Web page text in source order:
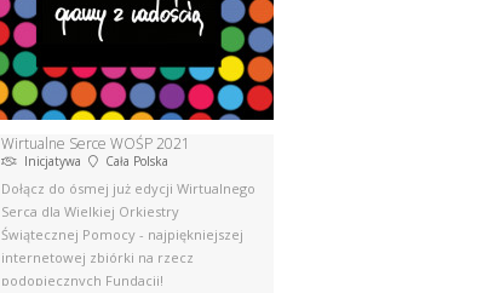
Wirtualne Serce WOŚP 2021
Inicjatywa Cała Polska
Dołącz do ósmej już edycji Wirtualnego
Serca dla Wielkiej Orkiestry
Świątecznej Pomocy - najpiękniejszej
internetowej zbiórki na rzecz
podopiecznych Fundacji!